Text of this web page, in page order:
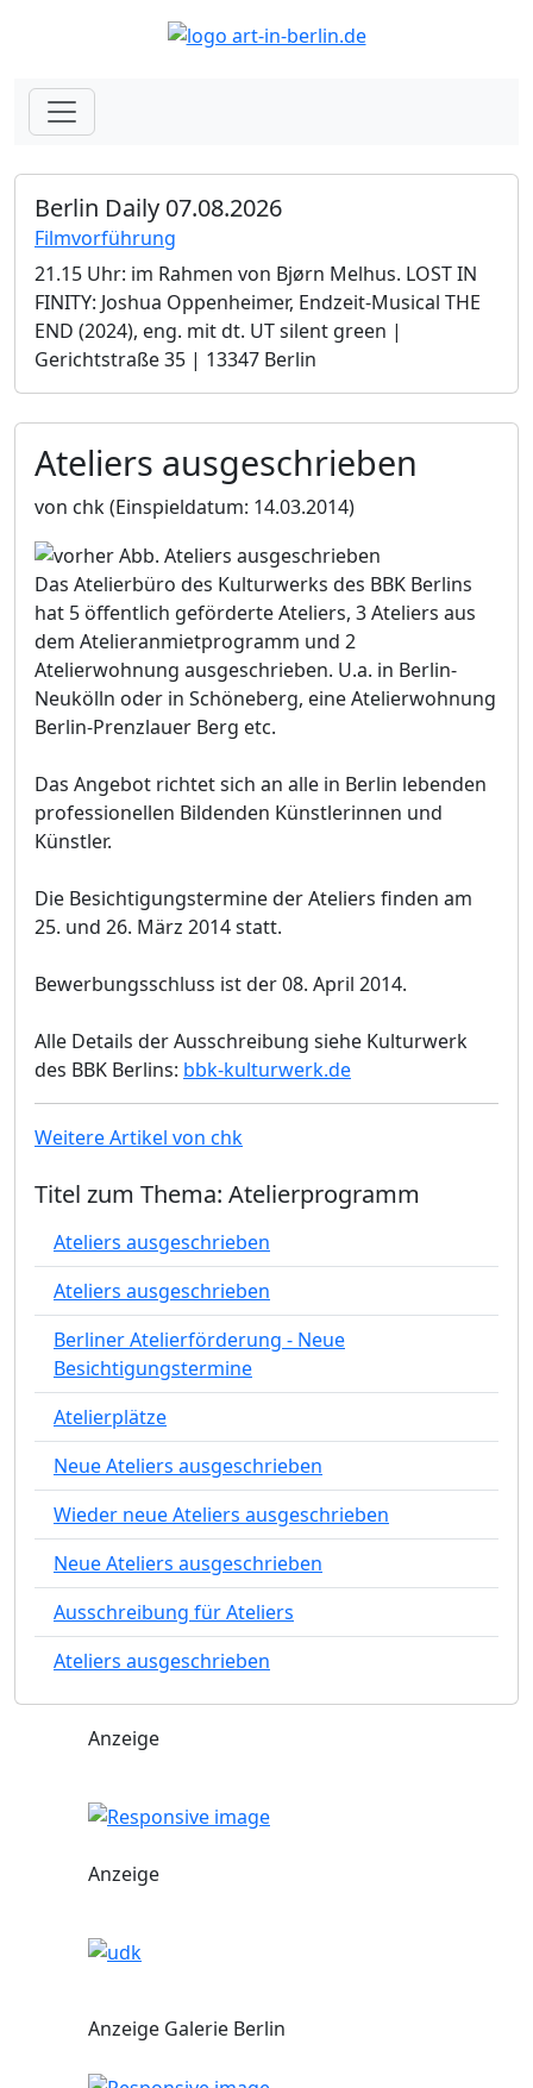
Berlin Daily 07.08.2026
Filmvorführung
21.15 Uhr: im Rahmen von Bjørn Melhus. LOST IN
FINITY: Joshua Oppenheimer, Endzeit-Musical THE
END (2024), eng. mit dt. UT silent green |
Gerichtstraße 35 | 13347 Berlin
Ateliers ausgeschrieben
von chk(Einspieldatum: 14.03.2014)
Das Atelierbüro des Kulturwerks des BBK Berlins
hat 5 öffentlich geförderte Ateliers, 3 Ateliers aus
dem Atelieranmietprogramm und 2
Atelierwohnung ausgeschrieben. U.a. in Berlin-
Neukölln oder in Schöneberg, eine Atelierwohnung
Berlin-Prenzlauer Berg etc.
Das Angebot richtet sich an alle in Berlin lebenden
professionellen Bildenden Künstlerinnen und
Künstler.
Die Besichtigungstermine der Ateliers finden am
25. und 26. März 2014 statt.
Bewerbungsschluss ist der 08. April 2014.
Alle Details der Ausschreibung siehe Kulturwerk
des BBK Berlins: bbk-kulturwerk.de
Weitere Artikel von chk
Titel zum Thema: Atelierprogramm
Ateliers ausgeschrieben
Ateliers ausgeschrieben
Berliner Atelierförderung - Neue
Besichtigungstermine
Atelierplätze
Neue Ateliers ausgeschrieben
Wieder neue Ateliers ausgeschrieben
Neue Ateliers ausgeschrieben
Ausschreibung für Ateliers
Ateliers ausgeschrieben
Anzeige
Anzeige
Anzeige Galerie Berlin